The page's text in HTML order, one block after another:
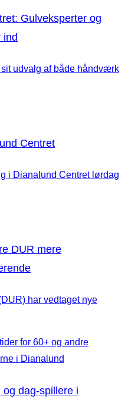
Gulveksperter og
ind
udvalg af både håndværk
Centret
i Dianalund Centret lørdag
DUR mere
har vedtaget nye
dag-spillere i